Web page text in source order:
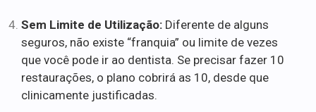
Sem Limite de Utilização: Diferente de alguns
seguros, não existe “franquia” ou limite de vezes
que você pode ir ao dentista. Se precisar fazer 10
restaurações, o plano cobrirá as 10, desde que
clinicamente justificadas.